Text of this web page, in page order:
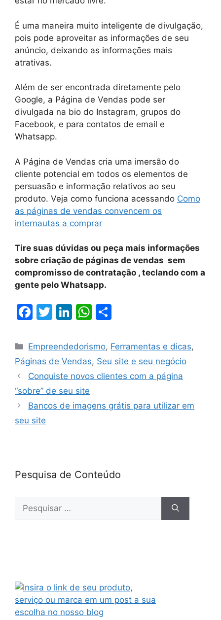
É uma maneira muito inteligente de divulgação,
pois pode aproveitar as informações de seu
anúncio, deixando as informações mais
atrativas.
Além de ser encontrada diretamente pelo
Google, a Página de Vendas pode ser
divulgada na bio do Instagram, grupos do
Facebook, e para contatos de email e
Whatsapp.
A Página de Vendas cria uma imersão do
cliente potencial em todos os elementos de
persuasão e informação relativos ao seu
produto. Veja como funciona acessando Como
as páginas de vendas convencem os
internautas a comprar
Tire suas dúvidas ou peça mais informações
sobre criação de páginas de vendas sem
compromisso de contratação , teclando com a
gente pelo Whatsapp.
F
c
e
b
o
o
k
T
itt
er
Li
k
e
dI
n
W
at
s
A
p
ar
e
Empreendedorismo, Ferramentas e dicas,
Páginas de Vendas, Seu site e seu negócio
Conquiste novos clientes com a página
“sobre” de seu site
Bancos de imagens grátis para utilizar em
seu site
Pesquisa de Conteúdo